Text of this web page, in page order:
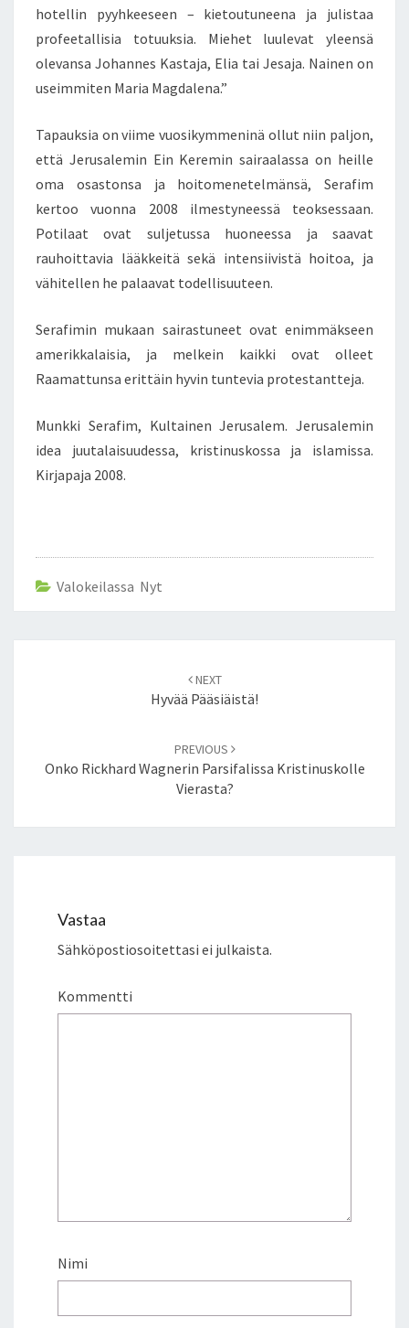
S
T
E
N
E
S
A
L
E
-
Y
N
D
O
M
hotellin pyyhkeeseen – kietoutuneena ja julistaa
profeetallisia totuuksia. Miehet luulevat yleensä
olevansa Johannes Kastaja, Elia tai Jesaja. Nainen on
useimmiten Maria Magdalena.”
Tapauksia on viime vuosikymmeninä ollut niin paljon,
että Jerusalemin Ein Keremin sairaalassa on heille
oma osastonsa ja hoitomenetelmänsä, Serafim
kertoo vuonna 2008 ilmestyneessä teoksessaan.
Potilaat ovat suljetussa huoneessa ja saavat
rauhoittavia lääkkeitä sekä intensiivistä hoitoa, ja
vähitellen he palaavat todellisuuteen.
Serafimin mukaan sairastuneet ovat enimmäkseen
amerikkalaisia, ja melkein kaikki ovat olleet
Raamattunsa erittäin hyvin tuntevia protestantteja.
Munkki Serafim, Kultainen Jerusalem. Jerusalemin
idea juutalaisuudessa, kristinuskossa ja islamissa.
Kirjapaja 2008.
Valokeilassa Nyt
NEXT
Hyvää Pääsiäistä!
PREVIOUS
Onko Rickhard Wagnerin Parsifalissa Kristinuskolle
Vierasta?
Vastaa
Sähköpostiosoitettasi ei julkaista.
Kommentti
Nimi